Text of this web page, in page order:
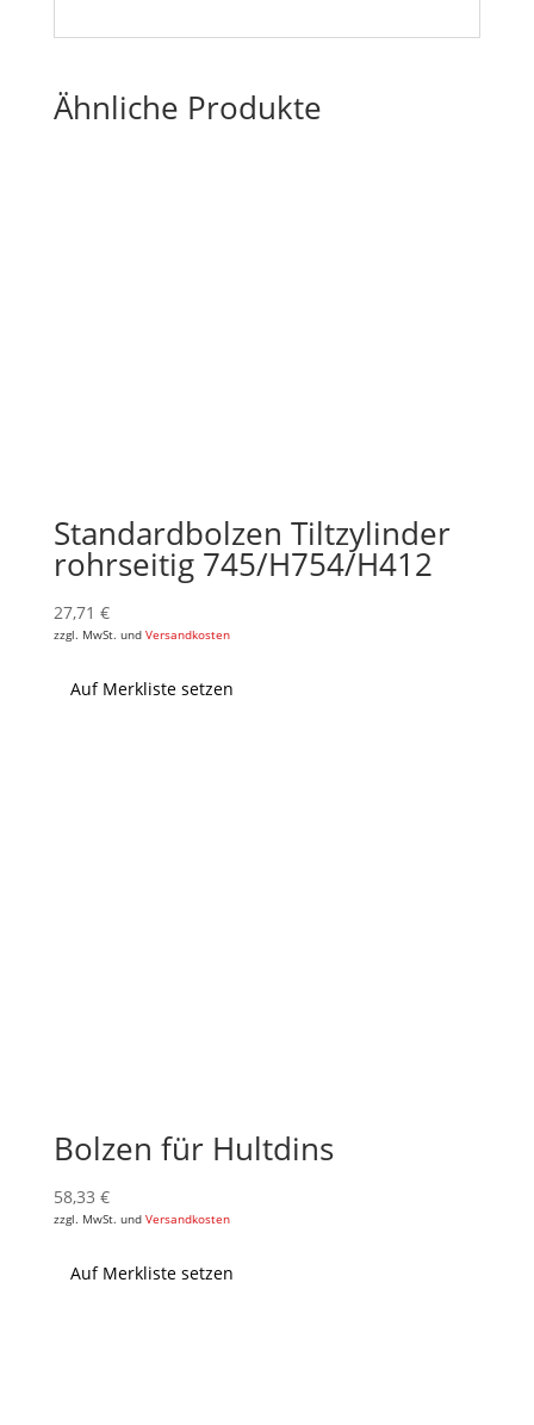
Ähnliche Produkte
Standardbolzen Tiltzylinder
rohrseitig 745/H754/H412
27,71 €
zzgl. MwSt. und Versandkosten
Auf Merkliste setzen
Bolzen für Hultdins
58,33 €
zzgl. MwSt. und Versandkosten
Auf Merkliste setzen